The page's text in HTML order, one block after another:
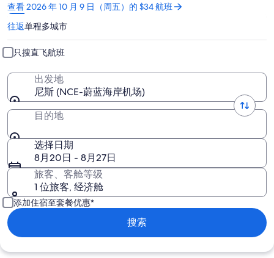
查看 2026 年 10 月 9 日（周五）的 $34 航班
在
新
窗
口
中
打
开
往返单程多城市
只搜直飞航班
出发地
尼斯 (NCE-蔚蓝海岸机场)
目的地
选择日期
8月20日 - 8月27日
旅客、客舱等级
1 位旅客, 经济舱
添加住宿至套餐优惠*
搜索